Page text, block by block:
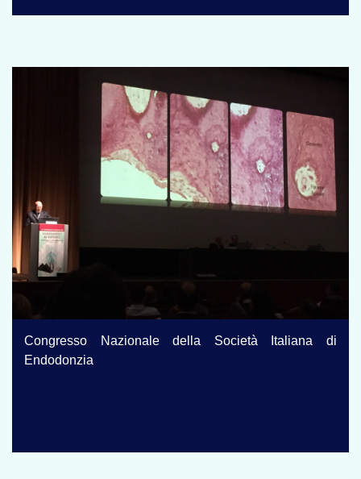
Congresso Nazionale della Società Italiana di
Endodonzia